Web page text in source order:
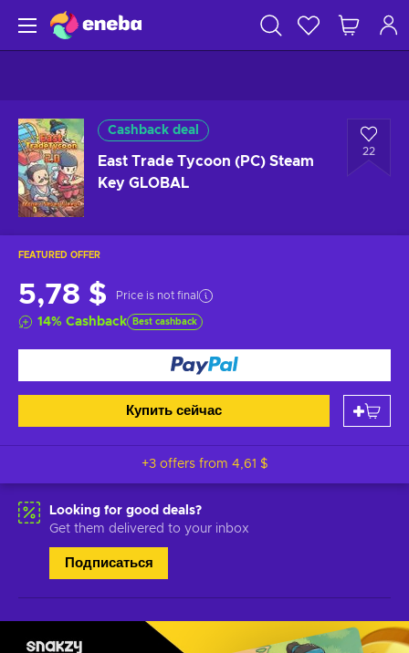
Cashback deal
East Trade Tycoon (PC) Steam
Key GLOBAL
22
FEATURED OFFER
5,78 $ Price is not final
14% Cashback Best cashback
Купить сейчас
+3 offers from 4,61 $
Looking for good deals?
Get them delivered to your inbox
Подписаться